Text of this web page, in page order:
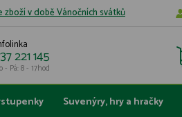
zboží v době Vánočních svátků
221 145
- Pá: 8 - 17hod
Suvenýry, hry a hračky